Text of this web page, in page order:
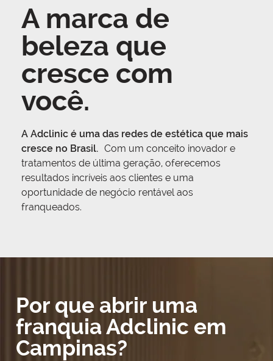
A marca de
beleza que
cresce com
você.
A Adclinic é uma das redes de estética que mais
cresce no Brasil. Com um conceito inovador e
tratamentos de última geração, oferecemos
resultados incríveis aos clientes e uma
oportunidade de negócio rentável aos
franqueados.
Por que abrir uma
franquia Adclinic em
Campinas?